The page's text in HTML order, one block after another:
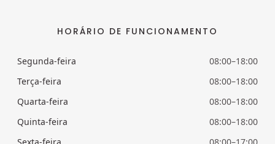
HORÁRIO DE FUNCIONAMENTO
Segunda-feira
08:00–18:00
Terça-feira
08:00–18:00
Quarta-feira
08:00–18:00
Quinta-feira
08:00–18:00